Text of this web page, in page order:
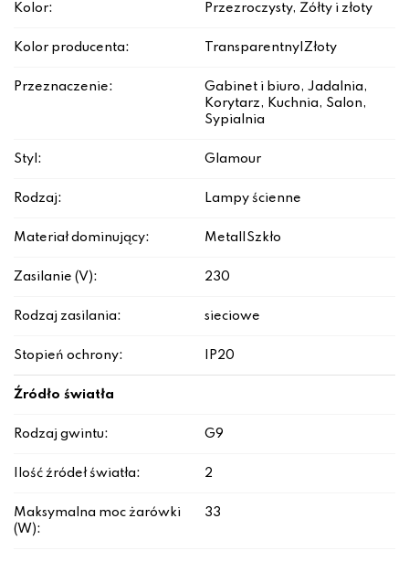
Kolor: Przezroczysty, Żółty i złoty
Kolor producenta: Transparentny|Złoty
Przeznaczenie:
Gabinet i biuro, Jadalnia,
Korytarz, Kuchnia, Salon,
Sypialnia
Styl: Glamour
Rodzaj: Lampy ścienne
Materiał dominujący: Metal|Szkło
Zasilanie (V): 230
Rodzaj zasilania: sieciowe
Stopień ochrony: IP20
Źródło światła
Rodzaj gwintu: G9
Ilość źródeł światła: 2
Maksymalna moc żarówki
(W):
33